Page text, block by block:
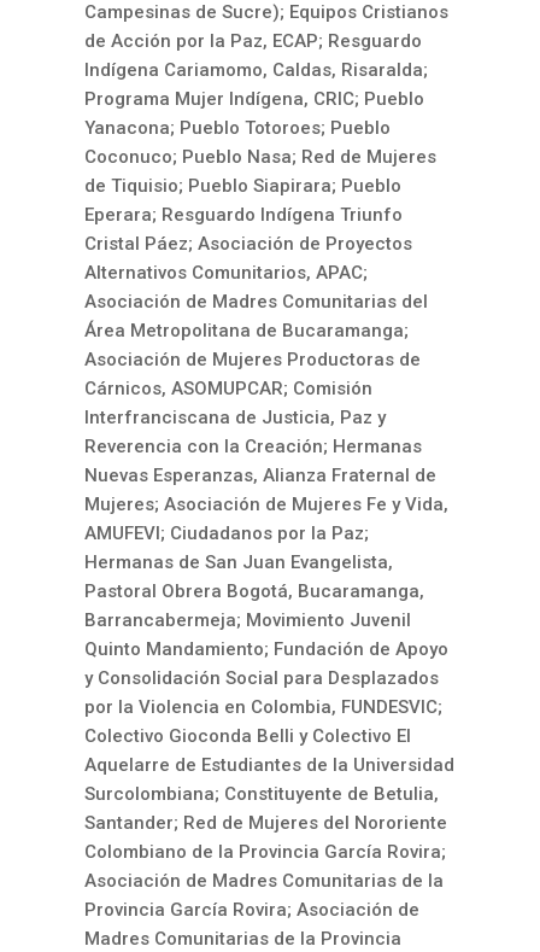
Campesinas de Sucre); Equipos Cristianos
de Acción por la Paz, ECAP; Resguardo
Indígena Cariamomo, Caldas, Risaralda;
Programa Mujer Indígena, CRIC; Pueblo
Yanacona; Pueblo Totoroes; Pueblo
Coconuco; Pueblo Nasa; Red de Mujeres
de Tiquisio; Pueblo Siapirara; Pueblo
Eperara; Resguardo Indígena Triunfo
Cristal Páez; Asociación de Proyectos
Alternativos Comunitarios, APAC;
Asociación de Madres Comunitarias del
Área Metropolitana de Bucaramanga;
Asociación de Mujeres Productoras de
Cárnicos, ASOMUPCAR; Comisión
Interfranciscana de Justicia, Paz y
Reverencia con la Creación; Hermanas
Nuevas Esperanzas, Alianza Fraternal de
Mujeres; Asociación de Mujeres Fe y Vida,
AMUFEVI; Ciudadanos por la Paz;
Hermanas de San Juan Evangelista,
Pastoral Obrera Bogotá, Bucaramanga,
Barrancabermeja; Movimiento Juvenil
Quinto Mandamiento; Fundación de Apoyo
y Consolidación Social para Desplazados
por la Violencia en Colombia, FUNDESVIC;
Colectivo Gioconda Belli y Colectivo El
Aquelarre de Estudiantes de la Universidad
Surcolombiana; Constituyente de Betulia,
Santander; Red de Mujeres del Nororiente
Colombiano de la Provincia García Rovira;
Asociación de Madres Comunitarias de la
Provincia García Rovira; Asociación de
Madres Comunitarias de la Provincia